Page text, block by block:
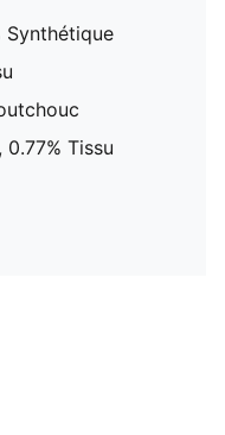
Synthétique
Tissu